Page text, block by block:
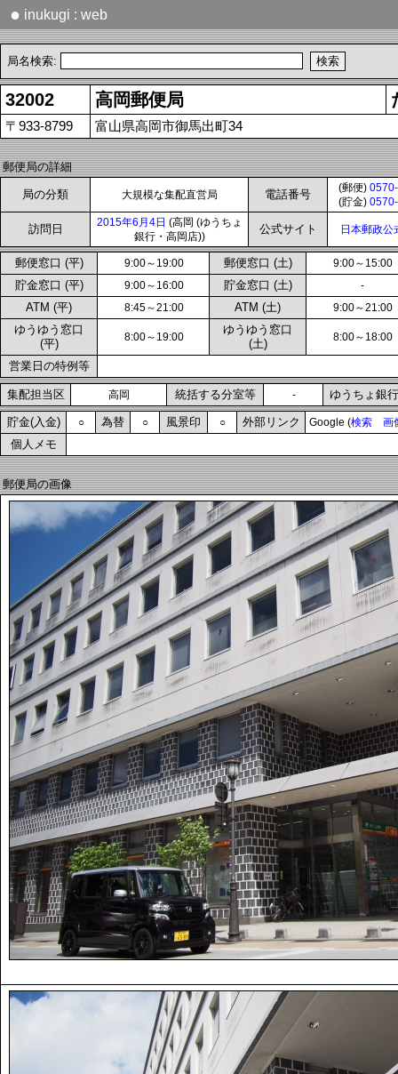
● inukugi : web
局名検索:
32002 高岡郵便局
〒933-8799 富山県高岡市御馬出町34
郵便局の詳細
局の分類 大規模な集配直営局 電話番号 (郵便)
(貯金)
訪問日 2015年6月4日 (高岡 (ゆうちょ
銀行・高岡店))
公式サイト 日本郵政公
郵便窓口 (平) 9:00～19:00 郵便窓口 (土) 9:00～15:00
貯金窓口 (平) 9:00～16:00 貯金窓口 (土) -
ATM (平) 8:45～21:00 ATM (土) 9:00～21:00
ゆうゆう窓口
(平)
8:00～19:00
ゆうゆう窓口
(土)
8:00～18:00
営業日の特例等
集配担当区 高岡 統括する分室等 - ゆうちょ銀
貯金(入金) ○ 為替 ○ 風景印 ○ 外部リンク Google (検索 画
個人メモ
郵便局の画像